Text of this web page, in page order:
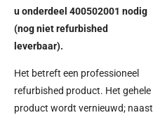
u onderdeel 400502001 nodig
(nog niet refurbished
leverbaar).
Het betreft een professioneel
refurbished product. Het gehele
product wordt vernieuwd; naast